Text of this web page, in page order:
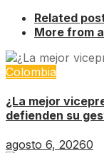
Related
More from
Colombia
¿La mejor
defienden su
agosto 6, 20260